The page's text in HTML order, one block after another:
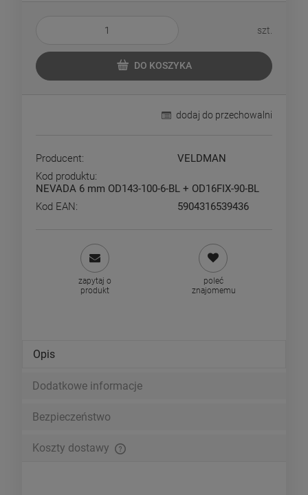
szt.
DO KOSZYKA
dodaj do przechowalni
Producent:
VELDMAN
Kod produktu:
NEVADA 6 mm OD143-100-6-BL + OD16FIX-90-BL
Kod EAN:
5904316539436
zapytaj o
produkt
poleć
znajomemu
Opis
Dodatkowe informacje
Bezpieczeństwo
Koszty dostawy